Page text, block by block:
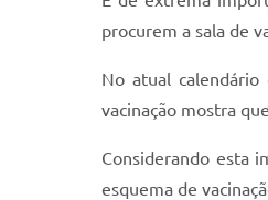
procurem a sala de
No atual calendário
vacinação mostra
Considerando esta
esquema de